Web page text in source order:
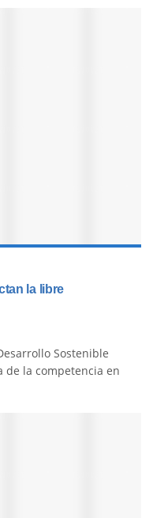
la libre
Sostenible
de la competencia en